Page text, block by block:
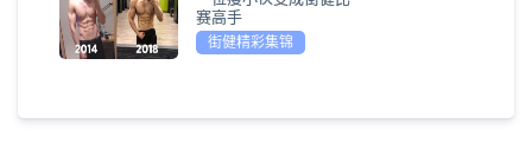
赛高手
街健精彩集锦